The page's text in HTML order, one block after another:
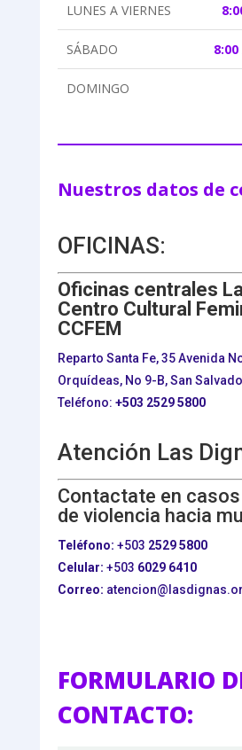
LUNES A VIERNES
SÁBADO
DOMINGO
Nuestros datos de
OFICINAS:
Oficinas centrales
Centro Cultural
CCFEM
Reparto Santa Fe, 35 Avenida
Orquídeas, No 9-B, San
Teléfono: +503 2529 5800
Atención Las
Contactate en
de violencia hacia
Teléfono: +503 2529 5800
Celular: +503 6029 6410
Correo:
FORMULARIO
CONTACTO: